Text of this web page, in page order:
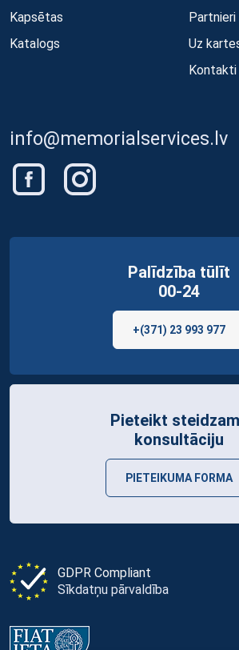
Kapsētas
Katalogs
Partnieri
Uz
Kontakti
info@memorialservices.lv
GDPR Compliant
Sīkdatņu pārvaldība
Palīdzība tūlīt
00-24
+(371) 23 993 977
Pieteikt
konsultāciju
PIETEIKUMA FORMA